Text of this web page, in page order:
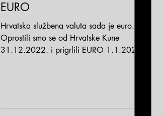
EURO
Hrvatska službena valuta sada je euro.
Oprostili smo se od Hrvatske Kune
31.12.2022. i prigrlili EURO 1.1.2023.